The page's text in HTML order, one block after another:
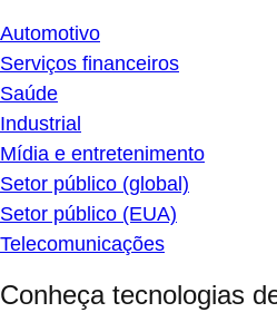
Automotivo
Serviços financeiros
Saúde
Industrial
Mídia e entretenimento
Setor público (global)
Setor público (EUA)
Telecomunicações
Conheça tecnologias